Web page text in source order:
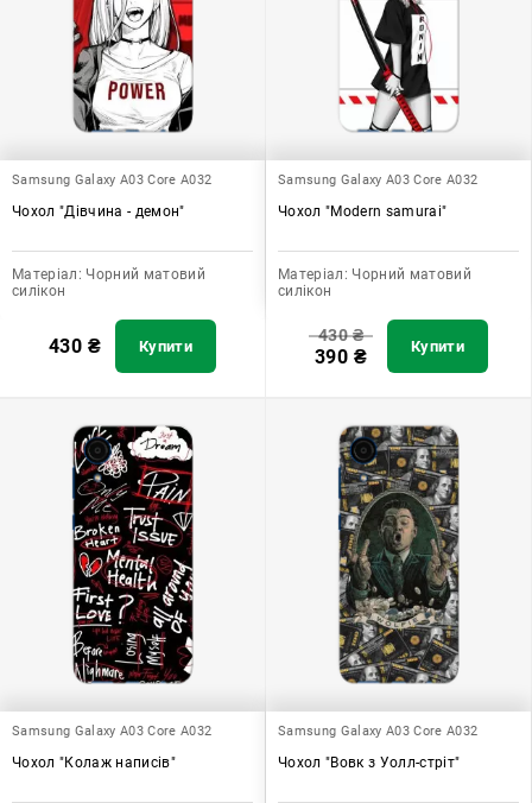
Samsung Galaxy A03 Core A032
Чохол "Дівчина - демон"
Матеріал: Чорний матовий
силікон
430 ₴ Купити
Samsung Galaxy A03 Core A032
Чохол "Modern samurai"
Матеріал: Чорний матовий
силікон
430₴
390 ₴ Купити
Samsung Galaxy A03 Core A032
Чохол "Колаж написів"
Samsung Galaxy A03 Core A032
Чохол "Вовк з Уолл-стріт"